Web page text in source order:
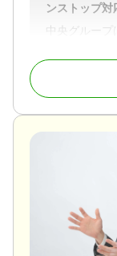
ンストップ対
中央グルー
ラスの実績
また、司法書
く業務を行
の業務体制が
の相続手続
言われるが
務署などを
続きのため
さらに、ご
まず、混乱
きにおいてよ